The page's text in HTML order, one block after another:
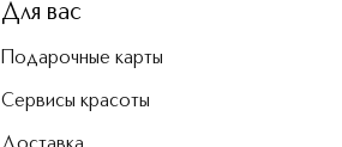
Для вас
Подарочные карты
Сервисы красоты